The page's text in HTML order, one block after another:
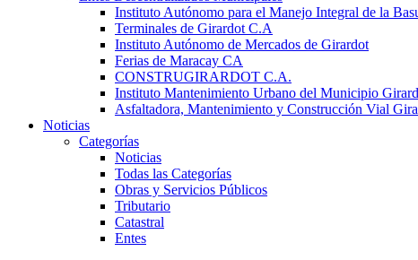
Instituto Autónomo para el Manejo Integral de la
Terminales de Girardot C.A
Instituto Autónomo de Mercados de Girardot
Ferias de Maracay CA
CONSTRUGIRARDOT C.A.
Instituto Mantenimiento Urbano del Municipio
Asfaltadora, Mantenimiento y Construcción Vial
Noticias
Categorías
Noticias
Todas las Categorías
Obras y Servicios Públicos
Tributario
Catastral
Entes